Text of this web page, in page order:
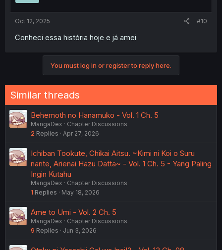
Oct 12, 2025 #10
Conheci essa história hoje e já amei
You must log in or register to reply here.
Similar threads
Behemoth no Hanamuko - Vol. 1 Ch. 5
MangaDex
Chapter Discussions
2 Replies Apr 27, 2026
Ichiban Tookute, Chikai Aitsu. ~Kimi ni Koi o Suru
nante, Arienai Hazu Datta~ - Vol. 1 Ch. 5 - Yang Paling
Ingin Kutahu
MangaDex
Chapter Discussions
1 Replies May 18, 2026
Ame to Umi - Vol. 2 Ch. 5
MangaDex
Chapter Discussions
9 Replies Jun 3, 2026